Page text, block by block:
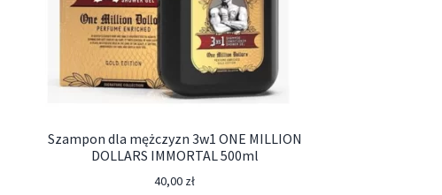
Szampon dla mężczyzn 3w1 ONE MILLION
DOLLARS IMMORTAL 500ml
40,00 zł